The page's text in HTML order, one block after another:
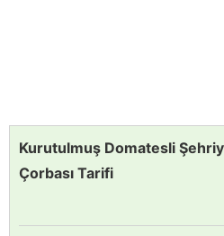
Kurutulmuş Domatesli
Çorbası Tarifi